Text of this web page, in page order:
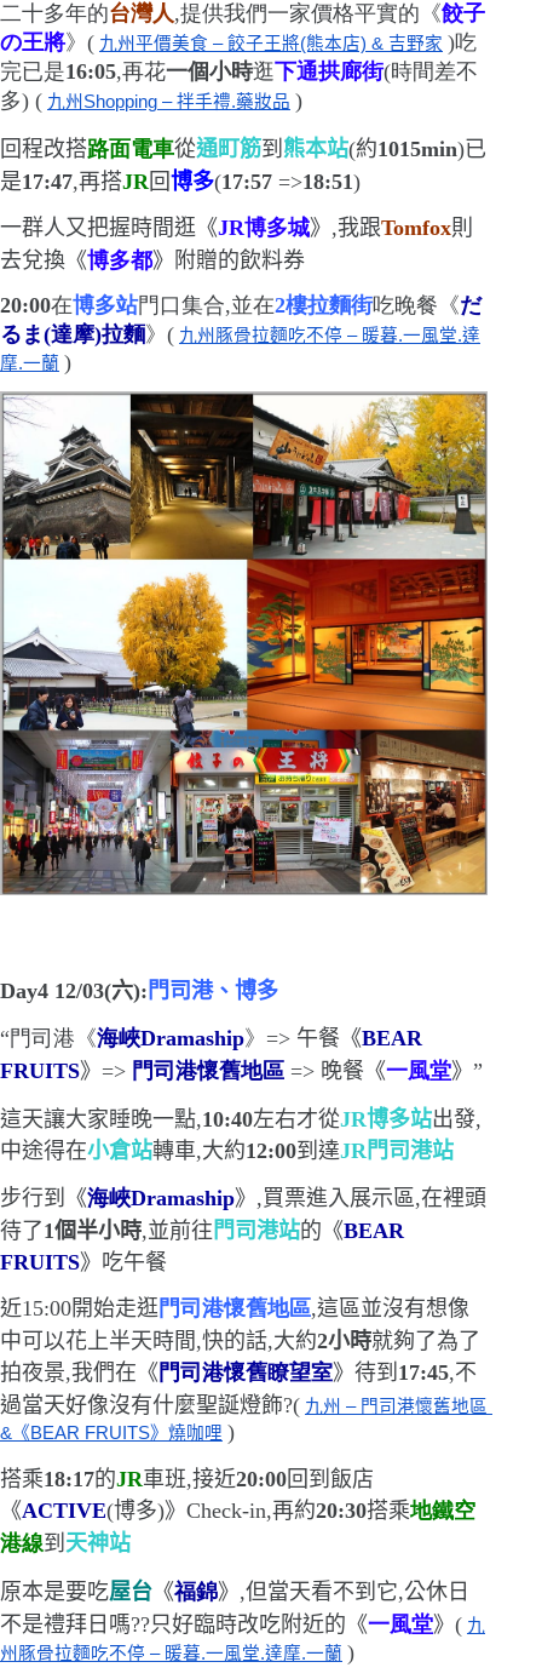
二十多年的台灣人,提供我們一家價格平實的《餃子
の王將》( 九州平價美食 – 餃子王將(熊本店) & 吉野家 )吃
完已是16:05,再花一個小時逛下通拱廊街(時間差不
多) ( 九州Shopping – 拌手禮.藥妝品 )
回程改搭路面電車從通町筋到 熊本站(約1015min)已
是17:47,再搭JR 回博多(17:57 =>18:51)
一群人又把握時間逛《JR博多城》,我跟Tomfox則
去兌換《博多都》附贈的飲料券
20:00在博多站門口集合,並在2樓拉麵街吃晚餐《だ
るま(達摩)拉麵》( 九州豚骨拉麵吃不停 – 暖暮.一風堂.達
摩.一蘭 )
Day4 12/03(六): 門司港、博多
“門司港《海峽Dramaship》 => 午餐《BEAR
FRUITS》 => 門司港懷舊地區 => 晚餐《一風堂》 ”
這天讓大家睡晚一點,10:40左右才從JR博多站出發,
中途得在小倉站轉車,大約12:00到達JR 門司港站
步行到《海峽Dramaship》,買票進入展示區,在裡頭
待了1個半小時,並前往 門司港站的《BEAR
FRUITS》吃午餐
近15:00開始走逛 門司港懷舊地區,這區並沒有想像
中可以花上半天時間,快的話,大約2小時就夠了為了
拍夜景,我們在《 門司港懷舊瞭望室》待到 17:45,不
過當天好像沒有什麼聖誕燈飾?( 九州 – 門司港懷舊地區
&《BEAR FRUITS》燒咖哩 )
搭乘18:17的JR車班,接近20:00回到飯店
《ACTIVE(博多)》 Check-in,再約20:30搭乘地鐵空
港線到 天神站
原本是要吃屋台 《福錦》,但當天看不到它,公休日
不是禮拜日嗎??只好臨時改吃附近的《一風堂》( 九
州豚骨拉麵吃不停 – 暖暮.一風堂.達摩.一蘭 )